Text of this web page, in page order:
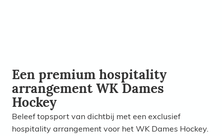
Een premium hospitality
arrangement WK Dames
Hockey
Beleef topsport van dichtbij met een exclusief
hospitality arrangement voor het WK Dames Hockey.